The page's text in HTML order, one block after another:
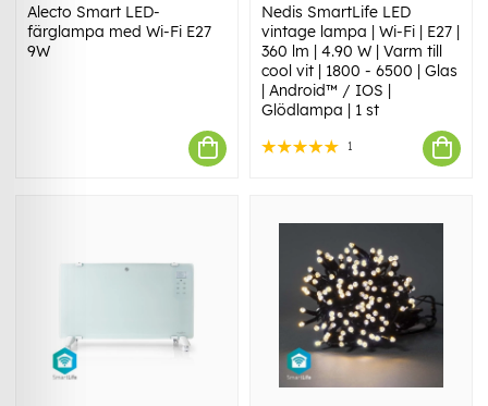
Alecto Smart LED-
färglampa med Wi-Fi E27
9W
Nedis SmartLife LED
vintage lampa | Wi-Fi | E27 |
360 lm | 4.90 W | Varm till
cool vit | 1800 - 6500 | Glas
| Android™ / IOS |
Glödlampa | 1 st
1